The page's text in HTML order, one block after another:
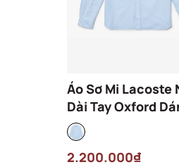
Áo Sơ Mi Lacoste
Dài Tay Oxford
Regular CH4976-
58M Màu Xanh
2.200.000₫